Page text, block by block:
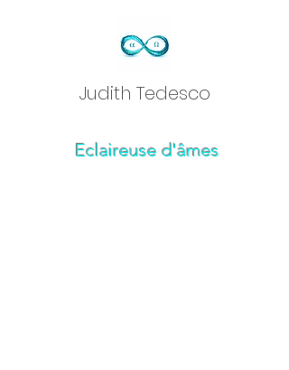
Judith Tedesco
Eclaireuse d'âmes